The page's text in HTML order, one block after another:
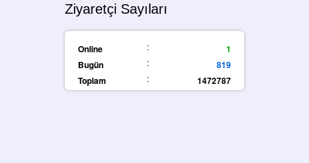
Ziyaretçi Sayıları
Online :
1
Bugün
:
819
Toplam
: 1472787